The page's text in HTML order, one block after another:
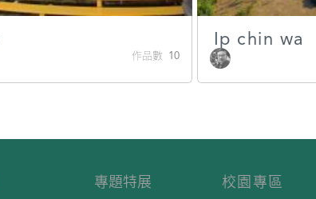
作品數 10
Ip chin wa
專題特展
校園專區